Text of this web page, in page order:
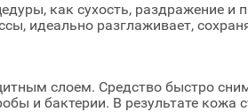
как сухость, раздражение и
идеально разглаживает,
слоем. Средство быстро
и бактерии. В результате кожа